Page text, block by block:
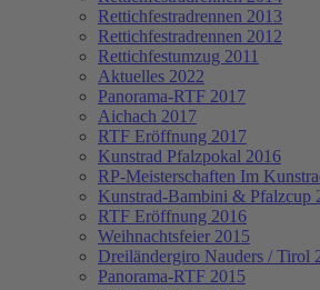
Rettichfestradrennen 2013
Rettichfestradrennen 2012
Rettichfestumzug 2011
Aktuelles 2022
Panorama-RTF 2017
Aichach 2017
RTF Eröffnung 2017
Kunstrad Pfalzpokal 2016
RP-Meisterschaften Im
Kunstrad-Bambini & Pfalzcup
RTF Eröffnung 2016
Weihnachtsfeier 2015
Dreiländergiro Nauders / Tirol
Panorama-RTF 2015